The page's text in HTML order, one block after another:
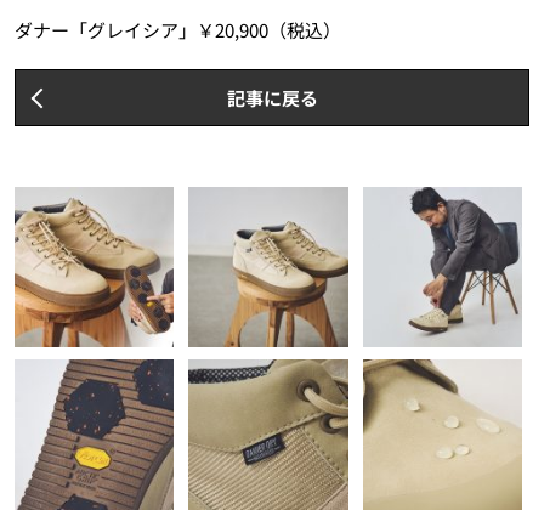
ダナー「グレイシア」￥20,900（税込）
記事に戻る